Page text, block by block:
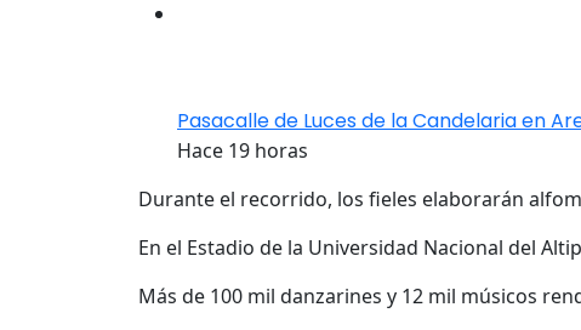
Pasacalle de Luces de la Candelaria en
Hace 19 horas
Durante el recorrido, los fieles elaborarán
En el Estadio de la Universidad Nacional del
Más de 100 mil danzarines y 12 mil músicos